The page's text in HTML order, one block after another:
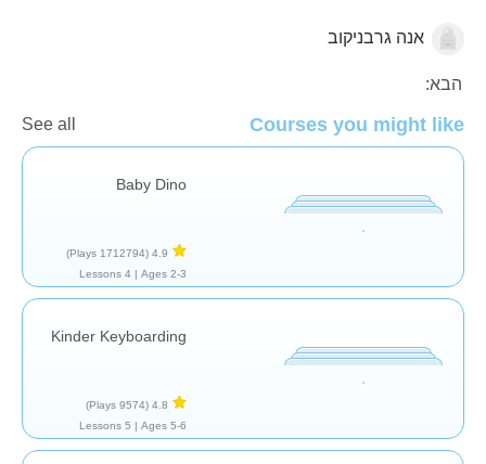
כללי אנה גרבניקוב
הבא:
Courses you might like
See all
Baby Dino
4.9
(1712794 Plays)
Ages 2-3 |
4 Lessons
Kinder Keyboarding
4.8
(9574 Plays)
Ages 5-6 |
5 Lessons